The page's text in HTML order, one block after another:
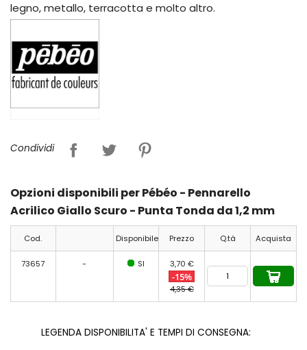
legno, metallo, terracotta e molto altro.
Condividi
Opzioni disponibili per Pébéo - Pennarello
Acrilico Giallo Scuro - Punta Tonda da 1,2 mm
Cod. Disponibile Prezzo Q.tà Acquista
73657 - SI 3,70 €
-15%
4,35 €
LEGENDA DISPONIBILITA' E TEMPI DI CONSEGNA: